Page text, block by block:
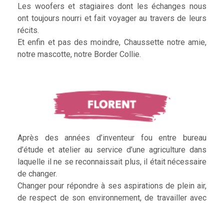
Les woofers et stagiaires dont les échanges nous
ont toujours nourri et fait voyager au travers de leurs
récits.
Et enfin et pas des moindre, Chaussette notre amie,
notre mascotte, notre Border Collie.
Après des années d’inventeur fou entre bureau
d’étude et atelier au service d’une agriculture dans
laquelle il ne se reconnaissait plus, il était nécessaire
de changer.
Changer pour répondre à ses aspirations de plein air,
de respect de son environnement, de travailler avec